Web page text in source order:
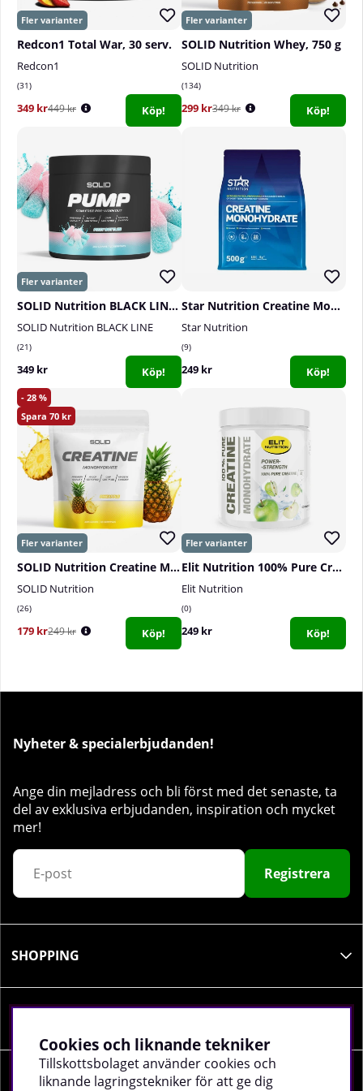
Redcon1 Total War, 30 serv.
Redcon1
31
349 kr449 kr Köp!
SOLID Nutrition Whey, 750 g
SOLID Nutrition
134
299 kr349 kr Köp!
SOLID Nutrition BLACK LINE Pump, 360 g
SOLID Nutrition BLACK LINE
21
349 kr Köp!
Star Nutrition Creatine Monohydrate, 500 g
Star Nutrition
9
249 kr Köp!
28
70
SOLID Nutrition Creatine Monohydrate, 400 g
SOLID Nutrition
26
179 kr249 kr Köp!
Elit Nutrition 100% Pure Creatine Monohydrate, 300 g
Elit Nutrition
0
249 kr Köp!
Nyheter & specialerbjudanden!
Ange din mejladress och bli först med det senaste, ta
del av exklusiva erbjudanden, inspiration och mycket
mer!
Registrera
SHOPPING
SOCIALA MEDIER
Cookies och liknande tekniker
Tillskottsbolaget använder cookies och
liknande lagringstekniker för att ge dig